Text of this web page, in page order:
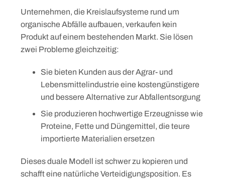
Unternehmen, die Kreislaufsysteme rund um
organische Abfälle aufbauen, verkaufen kein
Produkt auf einem bestehenden Markt. Sie lösen
zwei Probleme gleichzeitig:
Sie bieten Kunden aus der Agrar- und
Lebensmittelindustrie eine kostengünstigere
und bessere Alternative zur Abfallentsorgung
Sie produzieren hochwertige Erzeugnisse wie
Proteine, Fette und Düngemittel, die teure
importierte Materialien ersetzen
Dieses duale Modell ist schwer zu kopieren und
schafft eine natürliche Verteidigungsposition. Es